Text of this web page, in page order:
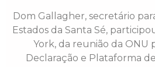
Dom Gallagher, secretário
Estados da Santa Sé,
York, da reunião da ONU
Declaração e Plataforma